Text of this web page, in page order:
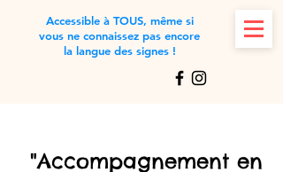
Accessible à TOUS, même si
vous ne connaissez pas encore
la langue des signes !
"Accompagnement en